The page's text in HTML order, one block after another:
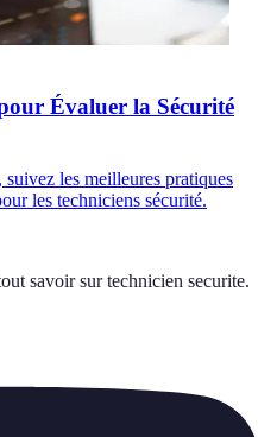
Évaluer la Sécurité
les meilleures pratiques
les techniciens sécurité.
savoir sur technicien securite.